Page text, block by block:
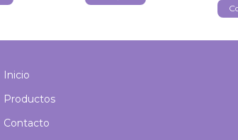
Inicio
Productos
Contacto